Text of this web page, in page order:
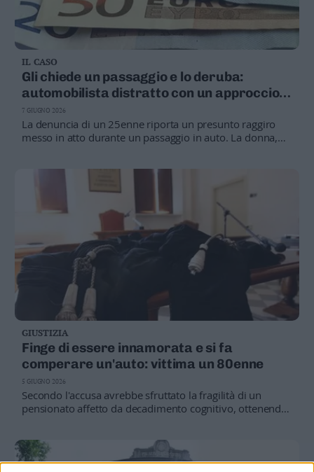
IL CASO
Gli chiede un passaggio e lo deruba:
automobilista distratto con un approccio
sessuale
La denuncia di un 25enne riporta un presunto raggiro
messo in atto durante un passaggio in auto. La donna,
7 GIUGNO 2026
GIUSTIZIA
Finge di essere innamorata e si fa
comperare un'auto: vittima un 80enne
Secondo l'accusa avrebbe sfruttato la fragilità di un
pensionato affetto da decadimento cognitivo, ottenendo
un autentico legame affettivo
5 GIUGNO 2026